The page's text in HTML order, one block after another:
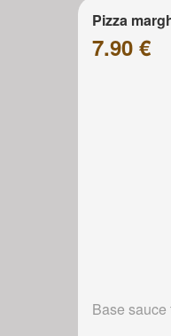
Pizza
7.90 €
Base